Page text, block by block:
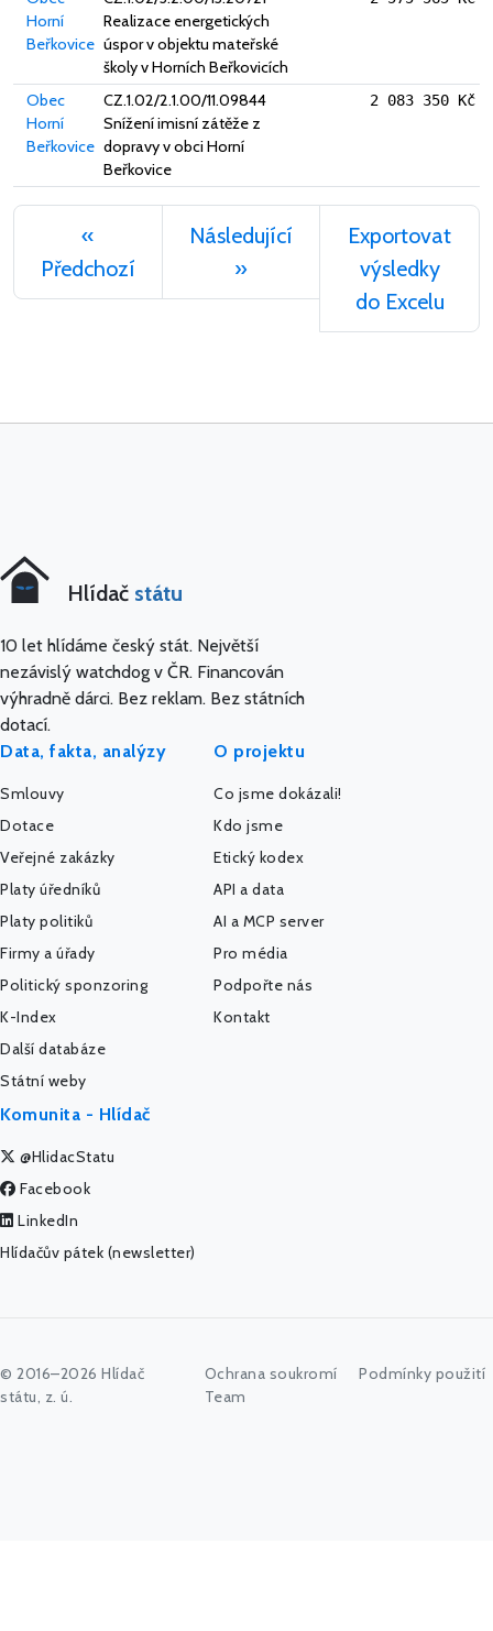
Horní
Beřkovice
Realizace energetických
úspor v objektu mateřské
školy v Horních Beřkovicích
Obec
Horní
Beřkovice
CZ.1.02/2.1.00/11.09844
Snížení imisní zátěže z
dopravy v obci Horní
Beřkovice
2 083 350 Kč
«
Předchozí
Následující
»
Exportovat
výsledky
do Excelu
Hlídač státu
10 let hlídáme český stát. Největší
nezávislý watchdog v ČR. Financován
výhradně dárci. Bez reklam. Bez státních
dotací.
Data, fakta, analýzy
Smlouvy
Dotace
Veřejné zakázky
Platy úředníků
Platy politiků
Firmy a úřady
Politický sponzoring
K-Index
Další databáze
Státní weby
O projektu
Co jsme dokázali!
Kdo jsme
Etický kodex
API a data
AI a MCP server
Pro média
Podpořte nás
Kontakt
Komunita - Hlídač
@HlidacStatu
Facebook
LinkedIn
Hlídačův pátek (newsletter)
© 2016–2026 Hlídač
státu, z. ú.
Ochrana soukromí
Podmínky použití
Team